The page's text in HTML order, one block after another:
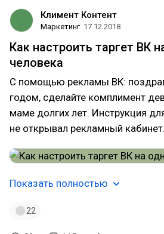
Климент Контент
Маркетинг 17.12.2018
Как настроить таргет ВК
человека
С помощью рекламы ВК:
годом, сделайте комплимент
маме долгих лет. Инструкция
не открывал рекламный кабинет.
Показать полностью
22